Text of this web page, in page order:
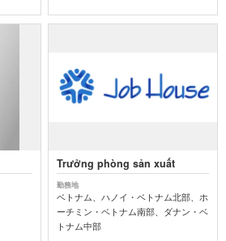
Trưởng phòng sản xuất
勤務地
ベトナム、ハノイ・ベトナム北部、ホ
ーチミン・ベトナム南部、ダナン・ベ
トナム中部